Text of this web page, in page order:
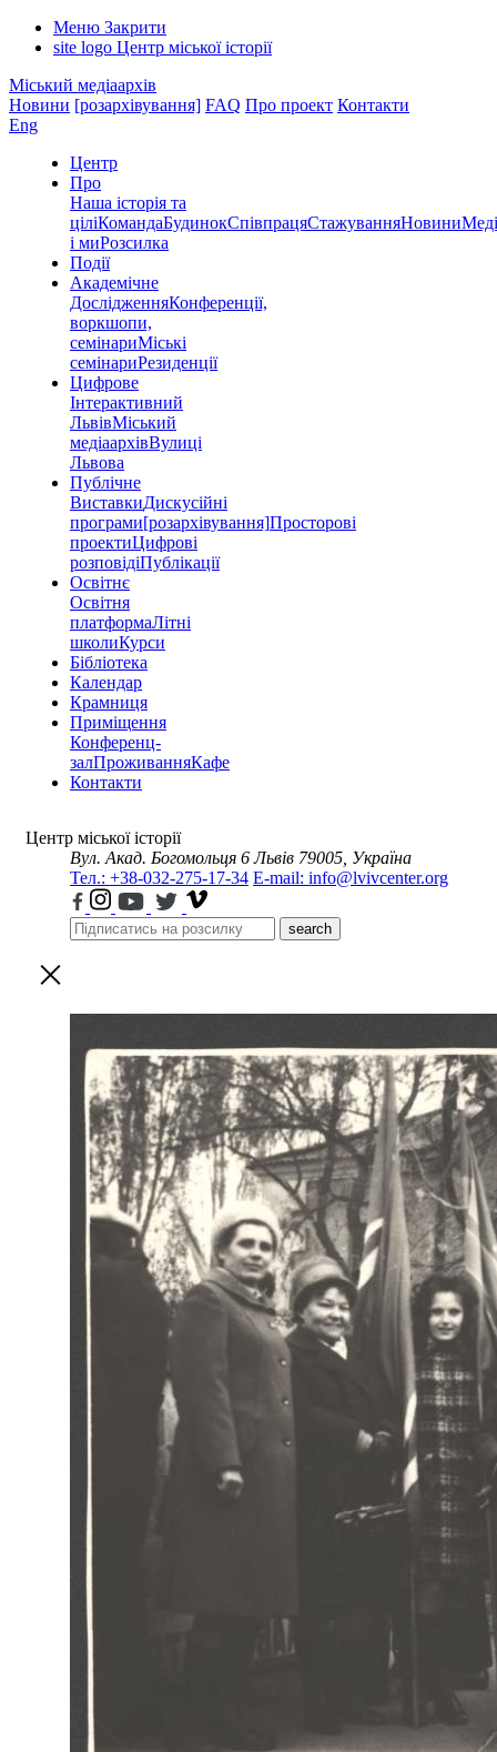
Меню Закрити
site logo Центр міської історії
Міський медіаархів
Новини [розархівування] FAQ Про проект Контакти
Eng
Центр
Про
Наша історія та
ціліКомандаБудинокСпівпрацяСтажуванняНовини
і миРозсилка
Події
Академічне
ДослідженняКонференції,
воркшопи,
семінариМіські
семінариРезиденції
Цифрове
Інтерактивний
ЛьвівМіський
медіаархівВулиці
Львова
Публічне
ВиставкиДискусійні
програми[розархівування]Просторові
проектиЦифрові
розповідіПублікації
Освітнє
Освітня
платформаЛітні
школиКурси
Бібліотека
Календар
Крамниця
Приміщення
Конференц-
залПроживанняКафе
Контакти
Центр міської історії
Вул. Акад. Богомольця 6 Львів 79005, Україна
Тел.: +38-032-275-17-34 E-mail: info@lvivcenter.org
search